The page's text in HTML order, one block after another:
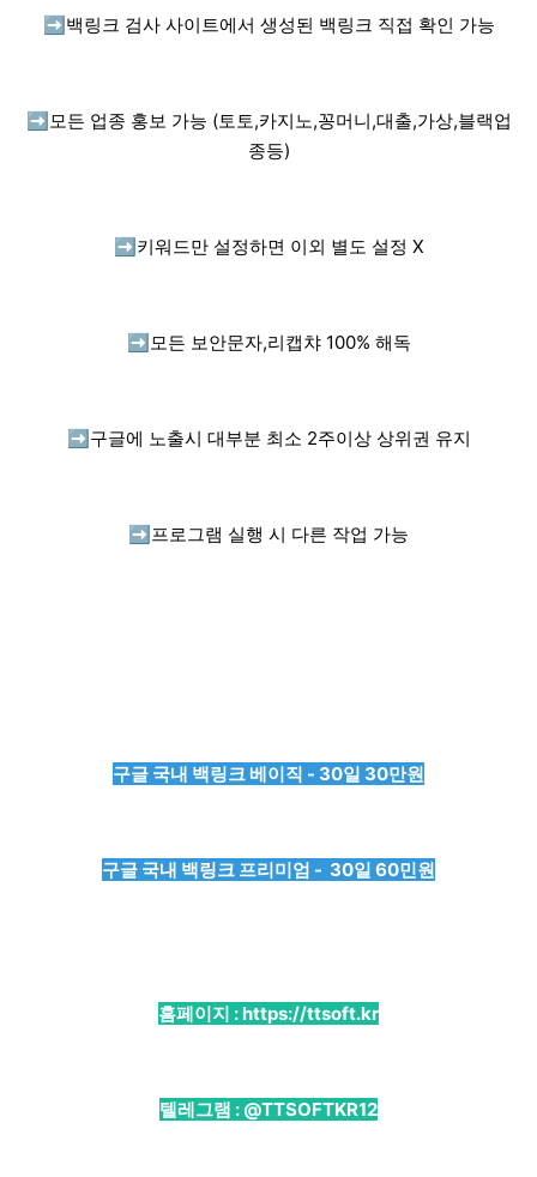
➡️ 백링크 검사 사이트에서 생성된 백링크 직접 확인 가능
➡️ 모든 업종 홍보 가능 (토토,카지노,꽁머니,대출,가상,블랙업
종등)
➡️ 키워드만 설정하면 이외 별도 설정 X
➡️ 모든 보안문자,리캡챠 100% 해독
➡️ 구글에 노출시 대부분 최소 2주이상 상위권 유지
➡️ 프로그램 실행 시 다른 작업 가능
구글 국내 백링크 베이직 - 30일 30만원
구글 국내 백링크 프리미엄 - 30일 60민원
홈페이지 :https://ttsoft.kr
텔레그램 : @TTSOFTKR12